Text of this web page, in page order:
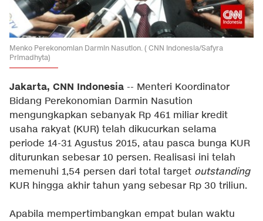
Menko Perekonomian Darmin Nasution. ( CNN Indonesia/Safyra
Primadhyta)
Jakarta, CNN Indonesia -- Menteri Koordinator
Bidang Perekonomian Darmin Nasution
mengungkapkan sebanyak Rp 461 miliar kredit
usaha rakyat (KUR) telah dikucurkan selama
periode 14-31 Agustus 2015, atau pasca bunga KUR
diturunkan sebesar 10 persen. Realisasi ini telah
memenuhi 1,54 persen dari total target outstanding
KUR hingga akhir tahun yang sebesar Rp 30 triliun.
Apabila mempertimbangkan empat bulan waktu